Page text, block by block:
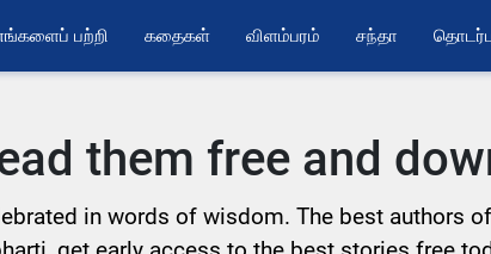
பற்றி கதைகள் விளம்பரம் சந்தா
them free and
in words of wisdom. The best authors